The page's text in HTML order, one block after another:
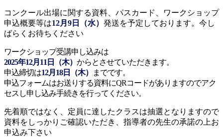
コンクール出場に関する資料、パスカード、ワークショップ
申込概要等は12月9日（水） 発送を予定しております。今し
ばらくお待ちください
ワークショップ受講申し込みは
2025年12月11日（木） からとさせていただきます。
申込締切は12月18日（木）
までです。
申込フォームはお送りする資料にQRコードがありますのでアク
セスし申し込み手続きを行ってください。
先着順ではなく、定員に達したクラスは抽選となりますので
資料をしっかりご確認いただき、指導者の先生の承諾の上お
申込み下さい